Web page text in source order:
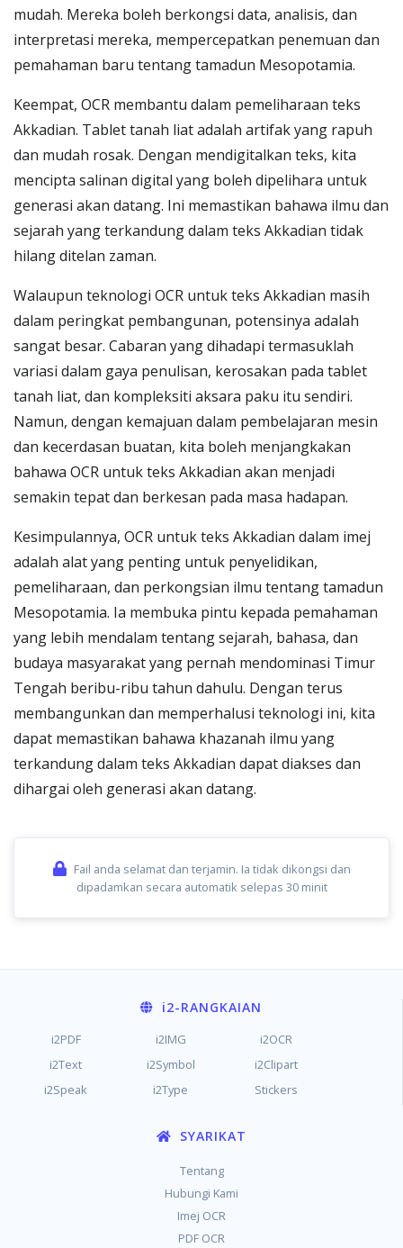
mudah. Mereka boleh berkongsi data, analisis, dan
interpretasi mereka, mempercepatkan penemuan dan
pemahaman baru tentang tamadun Mesopotamia.
Keempat, OCR membantu dalam pemeliharaan teks
Akkadian. Tablet tanah liat adalah artifak yang rapuh
dan mudah rosak. Dengan mendigitalkan teks, kita
mencipta salinan digital yang boleh dipelihara untuk
generasi akan datang. Ini memastikan bahawa ilmu dan
sejarah yang terkandung dalam teks Akkadian tidak
hilang ditelan zaman.
Walaupun teknologi OCR untuk teks Akkadian masih
dalam peringkat pembangunan, potensinya adalah
sangat besar. Cabaran yang dihadapi termasuklah
variasi dalam gaya penulisan, kerosakan pada tablet
tanah liat, dan kompleksiti aksara paku itu sendiri.
Namun, dengan kemajuan dalam pembelajaran mesin
dan kecerdasan buatan, kita boleh menjangkakan
bahawa OCR untuk teks Akkadian akan menjadi
semakin tepat dan berkesan pada masa hadapan.
Kesimpulannya, OCR untuk teks Akkadian dalam imej
adalah alat yang penting untuk penyelidikan,
pemeliharaan, dan perkongsian ilmu tentang tamadun
Mesopotamia. Ia membuka pintu kepada pemahaman
yang lebih mendalam tentang sejarah, bahasa, dan
budaya masyarakat yang pernah mendominasi Timur
Tengah beribu-ribu tahun dahulu. Dengan terus
membangunkan dan memperhalusi teknologi ini, kita
dapat memastikan bahawa khazanah ilmu yang
terkandung dalam teks Akkadian dapat diakses dan
dihargai oleh generasi akan datang.
Fail anda selamat dan terjamin. Ia tidak dikongsi dan
dipadamkan secara automatik selepas 30 minit
i2-RANGKAIAN
i2PDF i2IMG
i2OCR
i2Text
i2Symbol
i2Clipart
i2Speak
i2Type Stickers
SYARIKAT
Tentang
Hubungi Kami
Imej OCR
PDF OCR